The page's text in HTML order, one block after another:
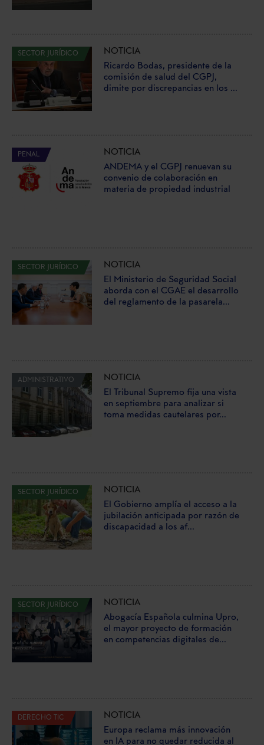
SECTOR JURÍDICO
NOTICIA
Ricardo Bodas, presidente de la
comisión de salud del CGPJ,
dimite por discrepancias en los ...
PENAL
NOTICIA
ANDEMA y el CGPJ renuevan su
convenio de colaboración en
materia de propiedad industrial
SECTOR JURÍDICO
NOTICIA
El Ministerio de Seguridad Social
aborda con el CGAE el desarrollo
del reglamento de la pasarela...
ADMINISTRATIVO
NOTICIA
El Tribunal Supremo fija una vista
en septiembre para analizar si
toma medidas cautelares por...
SECTOR JURÍDICO
NOTICIA
El Gobierno amplía el acceso a la
jubilación anticipada por razón de
discapacidad a los af...
SECTOR JURÍDICO
NOTICIA
Abogacía Española culmina Upro,
el mayor proyecto de formación
en competencias digitales de...
DERECHO TIC
NOTICIA
Europa reclama más innovación
en IA para no quedar reducida al